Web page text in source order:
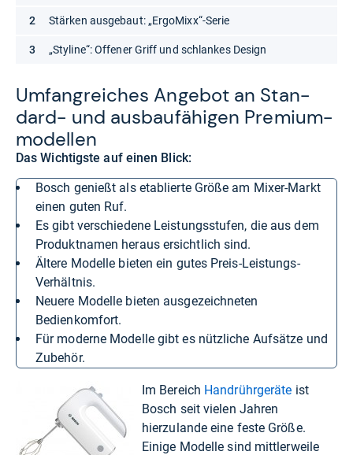
Umfang­rei­ches Ange­bot an Stan­
dard-​ und aus­bau­fä­hi­gen Pre­mi­um­
mo­del­len
Das Wichtigste auf einen Blick:
Bosch genießt als etablierte Größe am Mixer-Markt
einen guten Ruf.
Es gibt verschiedene Leistungsstufen, die aus dem
Produktnamen heraus ersichtlich sind.
Ältere Modelle bieten ein gutes Preis-Leistungs-
Verhältnis.
Neuere Modelle bieten ausgezeichneten
Bedienkomfort.
Für moderne Modelle gibt es nützliche Aufsätze und
Zubehör.
Im Bereich Handrührgeräte ist
Bosch seit vielen Jahren
hierzulande eine feste Größe.
Einige Modelle sind mittlerweile
Stärken ausgebaut: „ErgoMixx“-Serie
„Styline“: Offener Griff und schlankes Design